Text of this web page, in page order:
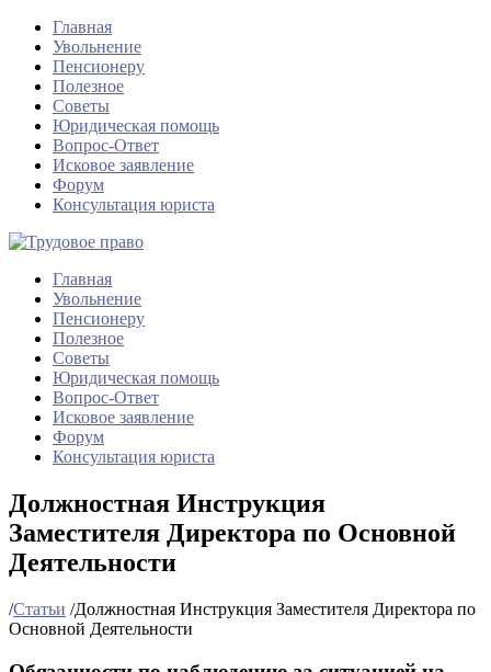
Главная
Увольнение
Пенсионеру
Полезное
Советы
Юридическая помощь
Вопрос-Ответ
Исковое заявление
Форум
Консультация юриста
Главная
Увольнение
Пенсионеру
Полезное
Советы
Юридическая помощь
Вопрос-Ответ
Исковое заявление
Форум
Консультация юриста
Должностная Инструкция
Заместителя Директора по Основной
Деятельности
/Статьи /Должностная Инструкция Заместителя Директора по
Основной Деятельности